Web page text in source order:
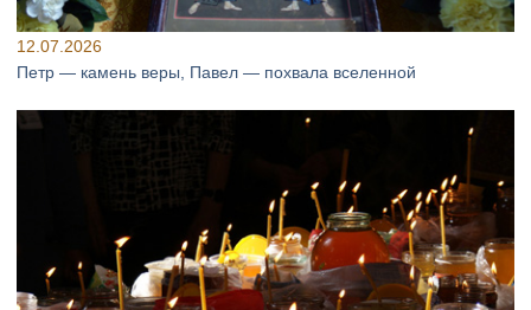
12.07.2026
Петр — камень веры, Павел — похвала вселенной